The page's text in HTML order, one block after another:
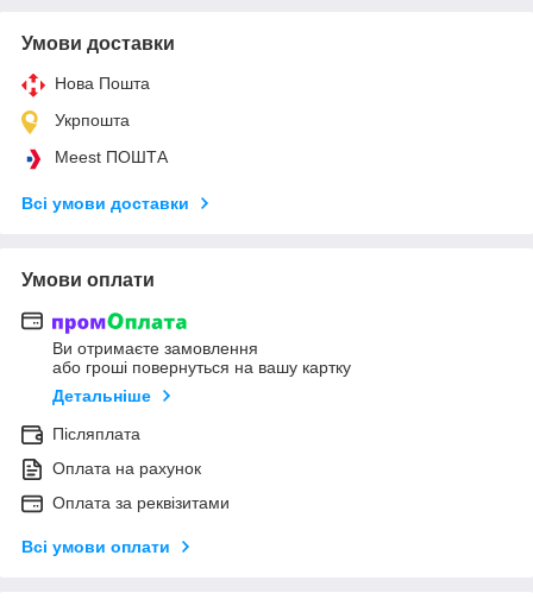
Умови доставки
Нова Пошта
Укрпошта
Meest ПОШТА
Всі умови доставки
Умови оплати
Ви отримаєте замовлення
або гроші повернуться на вашу картку
Детальніше
Післяплата
Оплата на рахунок
Оплата за реквізитами
Всі умови оплати